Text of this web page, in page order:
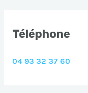
Téléphone
04 93 32 37 60